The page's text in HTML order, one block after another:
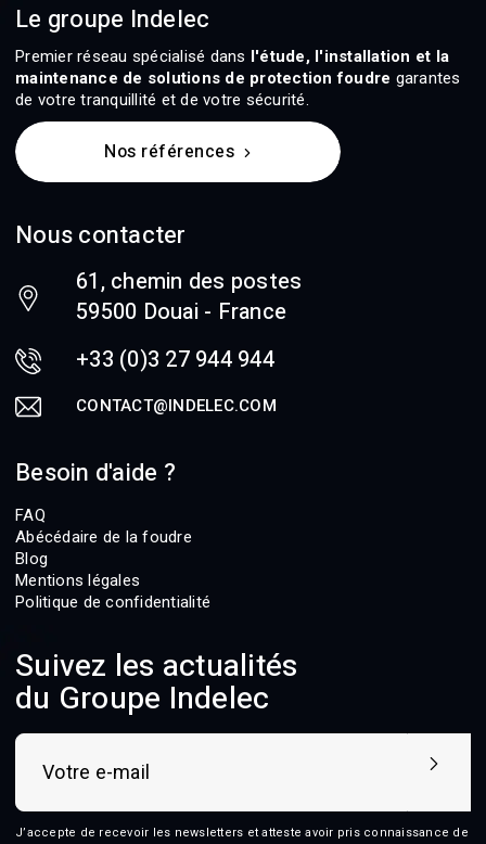
Le groupe Indelec
Premier réseau spécialisé dans l'étude, l'installation et la
maintenance de solutions de protection foudre garantes
de votre tranquillité et de votre sécurité.
Nos références
Nous contacter
61, chemin des postes
59500 Douai - France
+33 (0)3 27 944 944
CONTACT@INDELEC.COM
Besoin d'aide ?
FAQ
Abécédaire de la foudre
Blog
Mentions légales
Politique de confidentialité
Suivez les actualités
du Groupe Indelec
J’accepte de recevoir les newsletters et atteste avoir pris connaissance de